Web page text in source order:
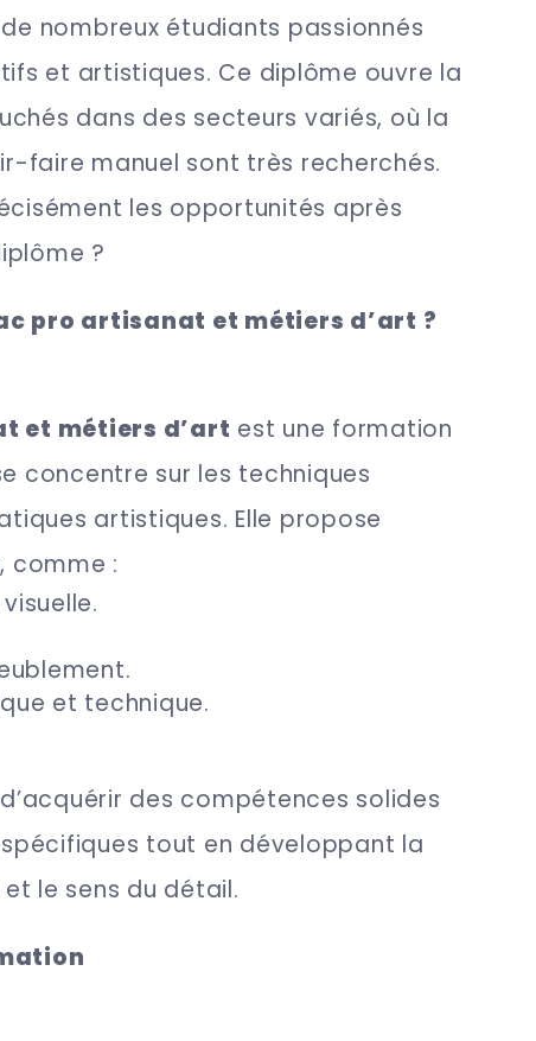
nombreux étudiants passionnés
et artistiques. Ce diplôme ouvre la
dans des secteurs variés, où la
faire manuel sont très recherchés.
les opportunités après
?
pro artisanat et métiers d’art ?
et métiers d’art est une formation
concentre sur les techniques
artistiques. Elle propose
comme :
et technique.
des compétences solides
tout en développant la
le sens du détail.